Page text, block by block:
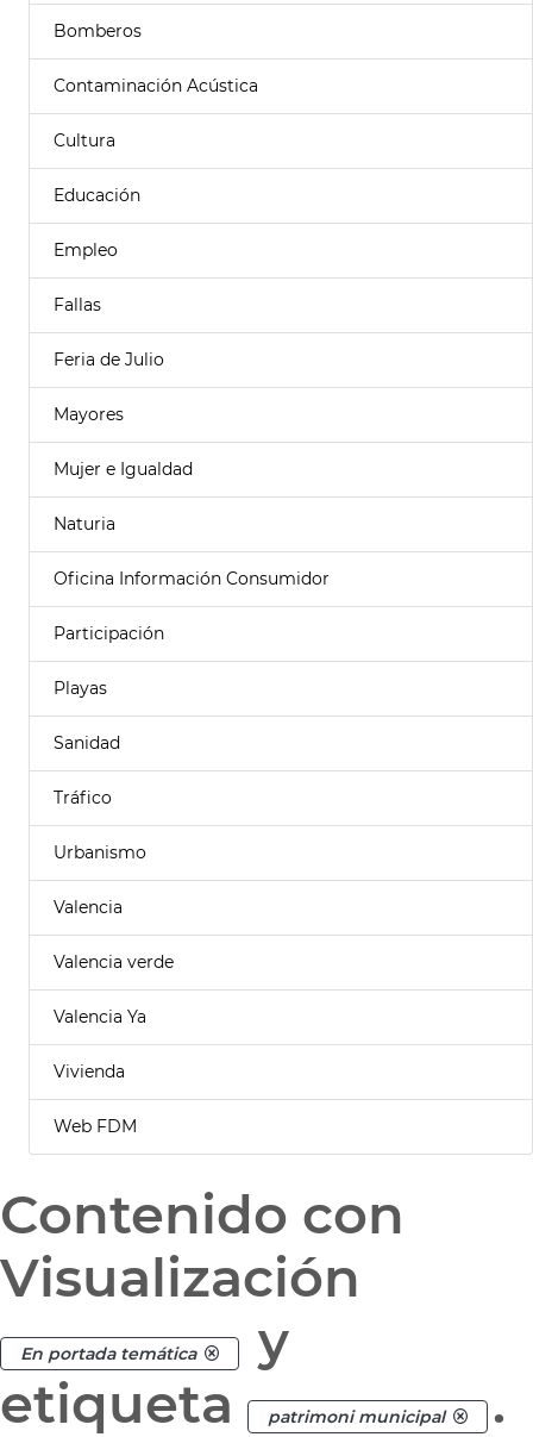
Bomberos
Contaminación Acústica
Cultura
Educación
Empleo
Fallas
Feria de Julio
Mayores
Mujer e Igualdad
Naturia
Oficina Información Consumidor
Participación
Playas
Sanidad
Tráfico
Urbanismo
Valencia
Valencia verde
Valencia Ya
Vivienda
Web FDM
Contenido con
Visualización
En portada temática
y
etiqueta
patrimoni municipal .